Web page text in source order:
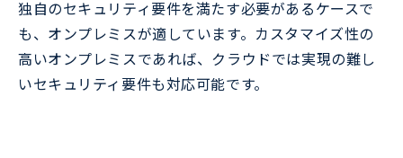
独自のセキュリティ要件を満たす必要があるケースで
も、オンプレミスが適しています。カスタマイズ性の
高いオンプレミスであれば、クラウドでは実現の難し
いセキュリティ要件も対応可能です。